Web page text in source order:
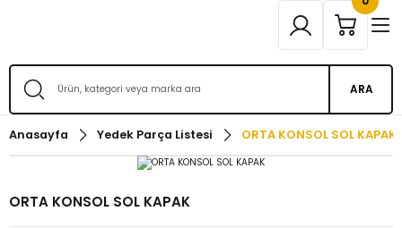
ARA
Anasayfa Yedek Parça Listesi ORTA KONSOL SOL KAPAK
ORTA KONSOL SOL KAPAK